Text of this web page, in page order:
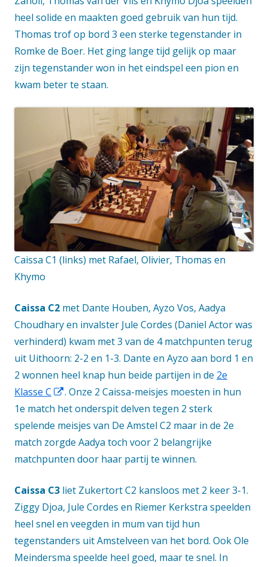
nieuw
venster
heel solide en maakten goed gebruik van hun tijd.
Thomas trof op bord 3 een sterke tegenstander in
Romke de Boer. Het ging lange tijd gelijk op maar
zijn tegenstander won in het eindspel een pion en
kwam beter te staan.
Caissa C1 (links) met Rafael, Olivier, Thomas en
Khymo
Caissa C2 met Dante Houben, Ayzo Vos, Aadya
Choudhary en invalster Jule Cordes (Daniel Actor was
verhinderd) kwam met 3 van de 4 matchpunten terug
uit Uithoorn: 2-2 en 1-3. Dante en Ayzo aan bord 1 en
2 wonnen heel knap hun beide partijen in de 2e
Klasse C
Opent
in
een
nieuw
venster
. Onze 2 Caissa-meisjes moesten in hun
1e match het onderspit delven tegen 2 sterk
spelende meisjes van De Amstel C2 maar in de 2e
match zorgde Aadya toch voor 2 belangrijke
matchpunten door haar partij te winnen.
Caissa C3 liet Zukertort C2 kansloos met 2 keer 3-1.
Ziggy Djoa, Jule Cordes en Riemer Kerkstra speelden
heel snel en veegden in mum van tijd hun
tegenstanders uit Amstelveen van het bord. Ook Ole
Meindersma speelde heel goed, maar te snel. In